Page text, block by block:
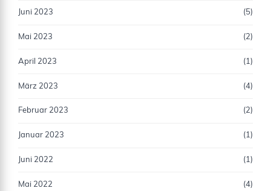
Juni 2023 (5)
Mai 2023 (2)
April 2023 (1)
März 2023 (4)
Februar 2023 (2)
Januar 2023 (1)
Juni 2022 (1)
Mai 2022 (4)